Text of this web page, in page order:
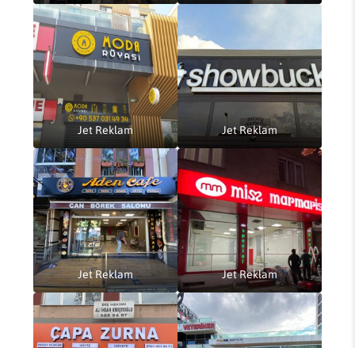
Jet Reklam Jet Reklam
Jet Reklam Jet Reklam